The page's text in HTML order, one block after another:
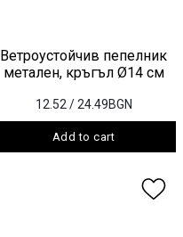
Ветроустойчив пепелник
метален, кръгъл Ø14 см
12.52 / 24.49BGN
Add to cart